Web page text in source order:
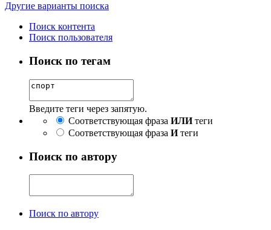
Другие варианты поиска
Поиск контента
Поиск пользователя
Поиск по тегам
Введите теги через запятую.
Соответствующая фраза ИЛИтеги
Соответствующая фраза Итеги
Поиск по автору
Поиск по автору